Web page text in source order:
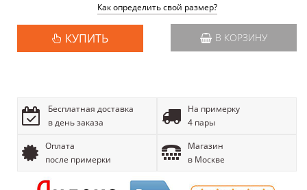
Как определить свой размер?
КУПИТЬ В КОРЗИНУ
Бесплатная доставка
в день заказа
На примерку
4 пары
Оплата
после примерки
Магазин
в Москве